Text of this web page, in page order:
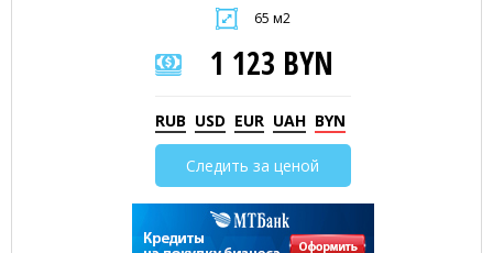
65 м2
1 123 BYN
RUB USD EUR UAH BYN
Следить за ценой